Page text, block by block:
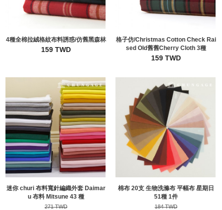
4種全棉拉絨格紋布料誘惑/仿舊黑森林
159 TWD
格子仿/Christmas Cotton Check Rai
sed Old舊舊Cherry Cloth 3種
159 TWD
迷你 churi 布料寬針編織外套 Daimar
u 布料 Mitsune 43 種
271 TWD
棉布 20支 生物洗滌布 平幅布 星期日
51種 1件
184 TWD